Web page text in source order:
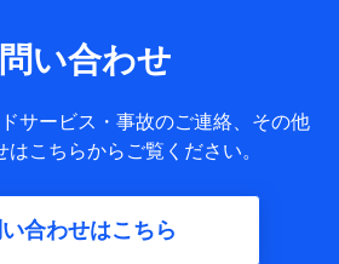
て取得した、以下の情報などの個人デ
ールアドレス、お客さまの識別子、
イントサービスのご利用に関する情
ント残高、dポイント利用履歴などが
い合わせ
サービス・事故のご連絡、その他
こちらからご覧ください。
合わせはこちら